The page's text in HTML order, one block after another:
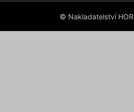
© Nakladatelství